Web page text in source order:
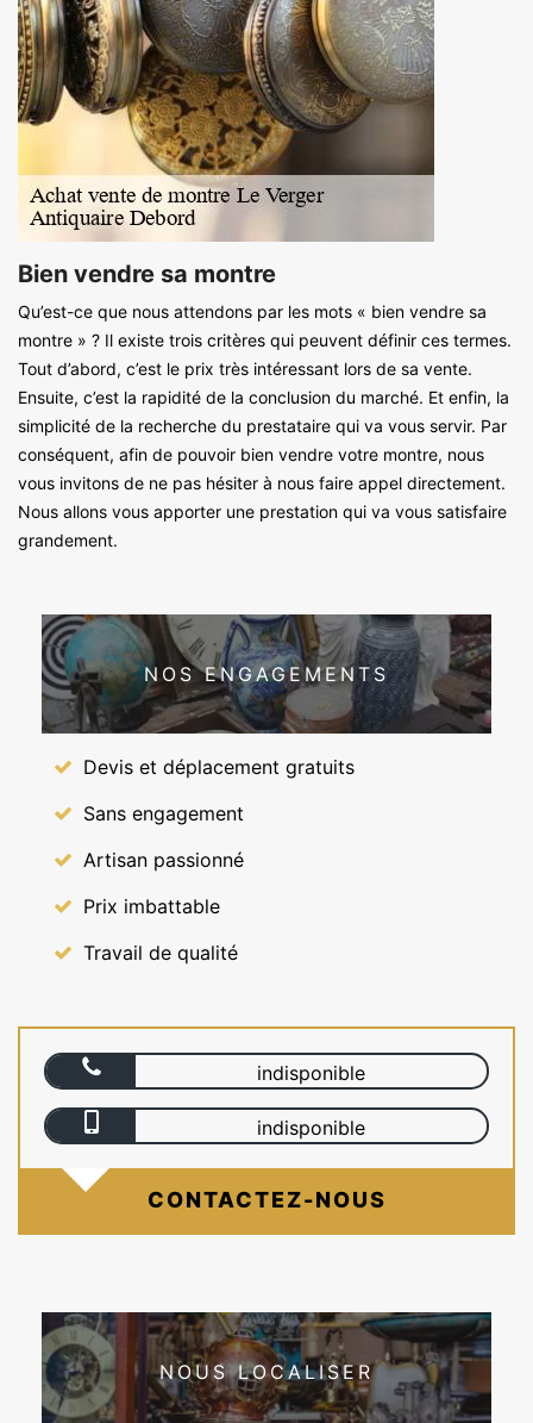
Bien vendre sa montre
Qu’est-ce que nous attendons par les mots « bien vendre sa
montre » ? Il existe trois critères qui peuvent définir ces termes.
Tout d’abord, c’est le prix très intéressant lors de sa vente.
Ensuite, c’est la rapidité de la conclusion du marché. Et enfin, la
simplicité de la recherche du prestataire qui va vous servir. Par
conséquent, afin de pouvoir bien vendre votre montre, nous
vous invitons de ne pas hésiter à nous faire appel directement.
Nous allons vous apporter une prestation qui va vous satisfaire
grandement.
NOS ENGAGEMENTS
Devis et déplacement gratuits
Sans engagement
Artisan passionné
Prix imbattable
Travail de qualité
indisponible
indisponible
CONTACTEZ-NOUS
NOUS LOCALISER